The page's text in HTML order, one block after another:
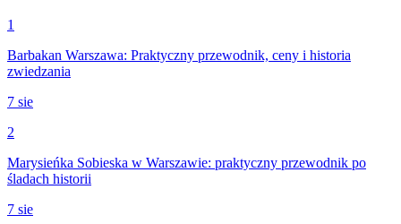
1
Barbakan Warszawa: Praktyczny przewodnik, ceny i historia
zwiedzania
7 sie
2
Marysieńka Sobieska w Warszawie: praktyczny przewodnik po
śladach historii
7 sie